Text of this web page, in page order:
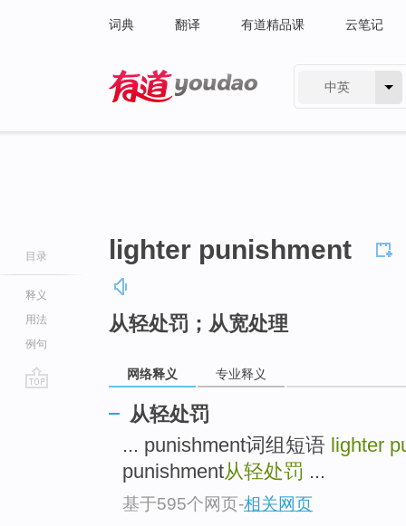
词典 翻译 有道精品课 云笔记
中英
目录
释义
用法
例句
lighter punishment
从轻处罚；从宽处理
网络释义 专业释义
从轻处罚
... punishment词组短语 lighter
punishment从轻处罚 ...
基于595个网页-相关网页